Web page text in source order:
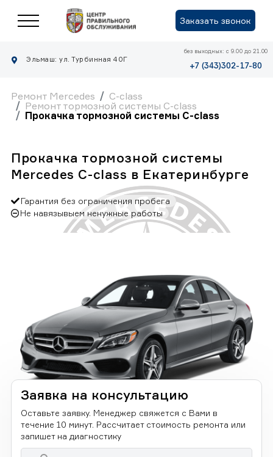
Заказать звонок
Эльмаш: ул. Турбинная 40Г
без выходных: с 9.00 до 21.00
+7 (343)302-17-80
Ремонт Mercedes
C-class
Ремонт тормозной системы C-class
Прокачка тормозной системы C-class
Прокачка тормозной системы
Mercedes C-class в Екатеринбурге
Гарантия без ограничения пробега
Не навязывыем ненужные работы
Заявка на консультацию
Оставьте заявку. Менеджер свяжется с Вами в
течение 10 минут. Рассчитает стоимость ремонта или
запишет на диагностику